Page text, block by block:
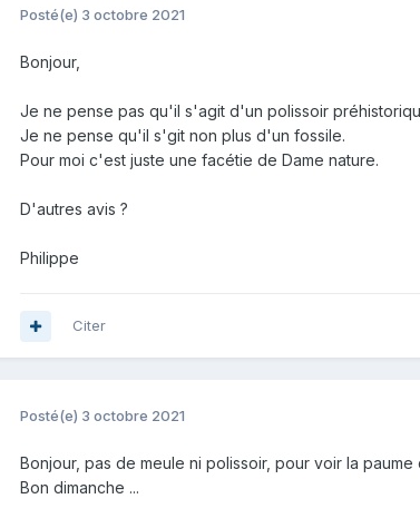
Posté(e) 3 octobre 2021
Bonjour,
Je ne pense pas qu'il s'agit d'un polissoir
Je ne pense qu'il s'git non plus d'un fossile.
Pour moi c'est juste une facétie de Dame nature.
D'autres avis ?
Philippe
Citer
Posté(e) 3 octobre 2021
Bonjour, pas de meule ni polissoir, pour voir la
Bon dimanche ...